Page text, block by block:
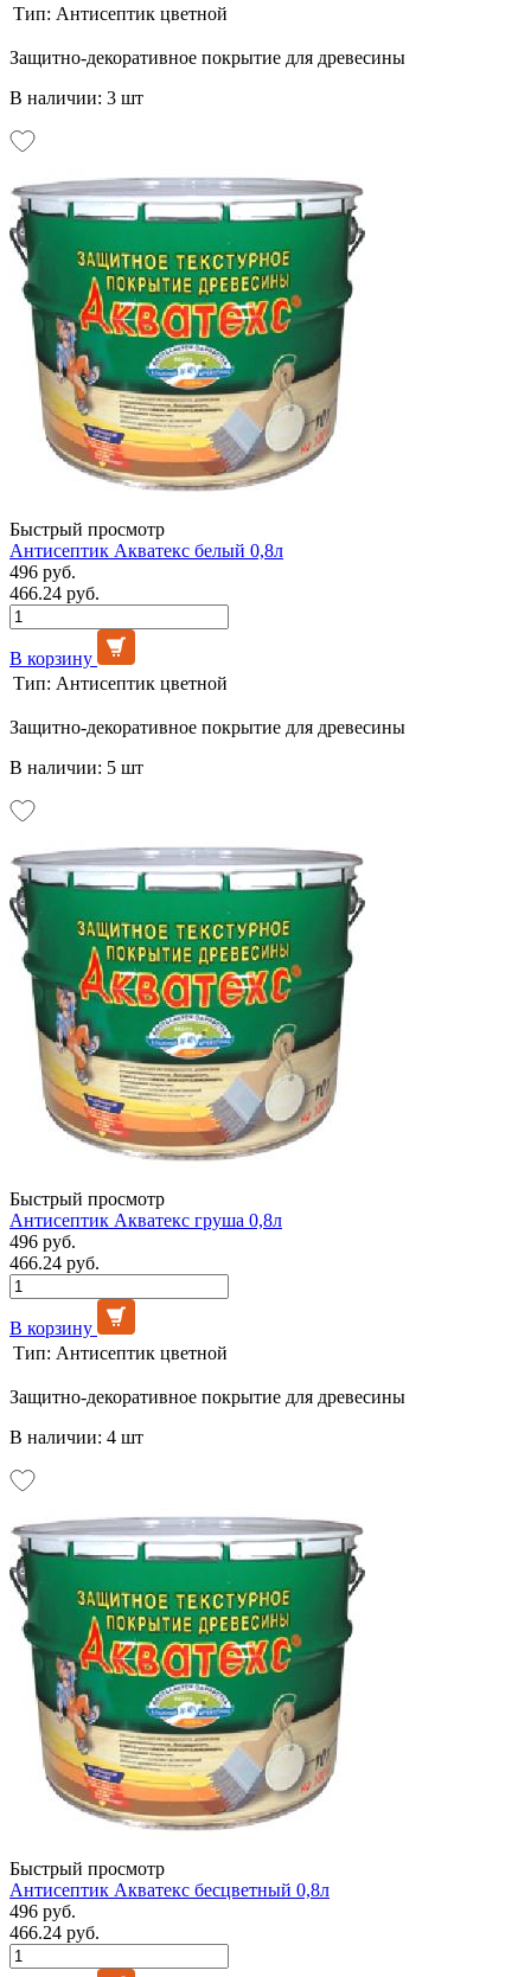
Тип: Антисептик цветной
Защитно-декоративное покрытие для древесины
В наличии: 3 шт
Быстрый просмотр
Антисептик Акватекс белый 0,8л
496 руб.
466.24 руб.
В корзину
Тип: Антисептик цветной
Защитно-декоративное покрытие для древесины
В наличии: 5 шт
Быстрый просмотр
Антисептик Акватекс груша 0,8л
496 руб.
466.24 руб.
В корзину
Тип: Антисептик цветной
Защитно-декоративное покрытие для древесины
В наличии: 4 шт
Быстрый просмотр
Антисептик Акватекс бесцветный 0,8л
496 руб.
466.24 руб.